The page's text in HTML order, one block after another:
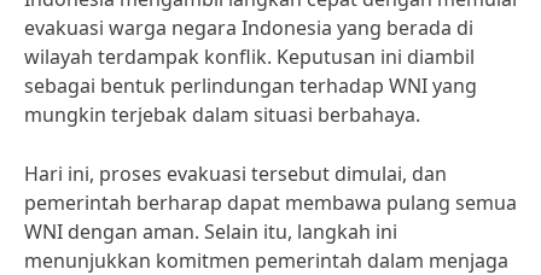
evakuasi warga negara Indonesia yang berada di
wilayah terdampak konflik. Keputusan ini diambil
sebagai bentuk perlindungan terhadap WNI yang
mungkin terjebak dalam situasi berbahaya.
Hari ini, proses evakuasi tersebut dimulai, dan
pemerintah berharap dapat membawa pulang semua
WNI dengan aman. Selain itu, langkah ini
menunjukkan komitmen pemerintah dalam menjaga